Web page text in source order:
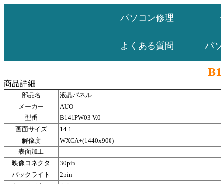
パソコン修理
よくある質問 パ
商品詳細
部品名
液晶パネル
メーカー
AUO
型番
B141PW03 V.0
画面サイズ
14.1
解像度
WXGA+(1440x900)
表面加工
映像コネクタ
30pin
バックライト
2pin